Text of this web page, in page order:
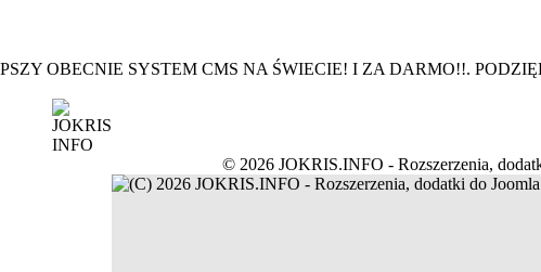
OBECNIE SYSTEM CMS NA ŚWIECIE! I ZA DARMO!!.
© 2026 JOKRIS.INFO - Rozszerzenia,